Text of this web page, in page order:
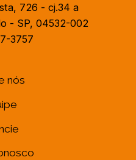
726 - cj.34 a
- SP, 04532-002
3757
nós